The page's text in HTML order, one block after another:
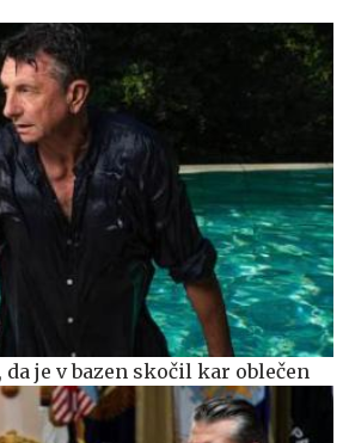
je v bazen skočil kar oblečen